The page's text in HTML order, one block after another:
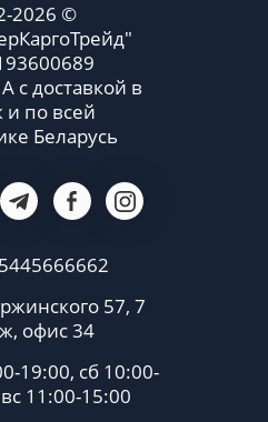
2026 ©
с доставкой в
и по всей
Беларусь
57, 7
офис 34
19:00, сб 10:00-
11:00-15:00